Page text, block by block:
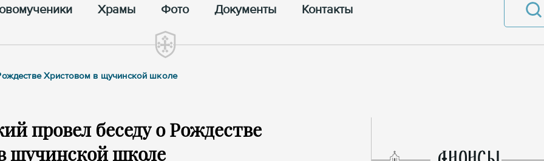
Храмы Фото Документы Контакты
Христовом в щучинской школе
провел беседу о Рождестве
щучинской школе